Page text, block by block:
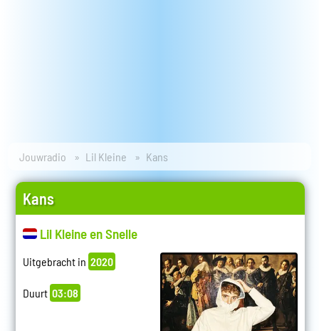
Jouwradio Lil Kleine Kans
Kans
Lil Kleine en Snelle
Uitgebracht in 2020
Duurt 03:08